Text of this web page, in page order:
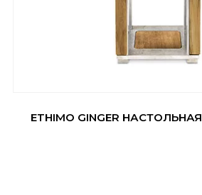
ETHIMO GINGER